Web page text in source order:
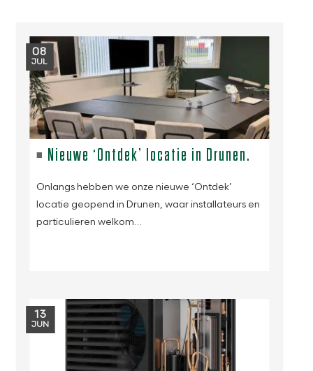
08
JUL
Nieuwe ‘Ontdek’ locatie in Drunen.
Onlangs hebben we onze nieuwe ‘Ontdek’
locatie geopend in Drunen, waar installateurs en
particulieren welkom…
13
JUN